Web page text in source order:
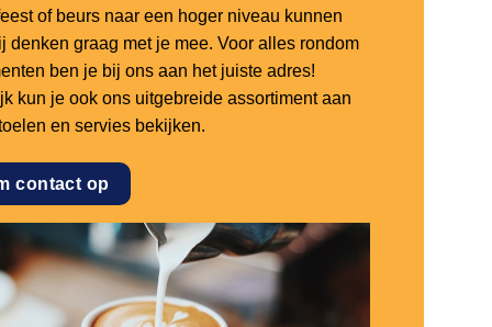
of beurs naar een hoger niveau kunnen
denken graag met je mee. Voor alles rondom
ben je bij ons aan het juiste adres!
kun je ook ons uitgebreide assortiment aan
en servies bekijken.
contact op